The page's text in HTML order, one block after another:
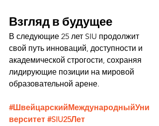
Взгляд в будущее
В следующие 25 лет SIU продолжит
свой путь инноваций, доступности и
академической строгости, сохраняя
лидирующие позиции на мировой
образовательной арене.
#ШвейцарскийМеждународныйУни
верситет #SIU25Лет